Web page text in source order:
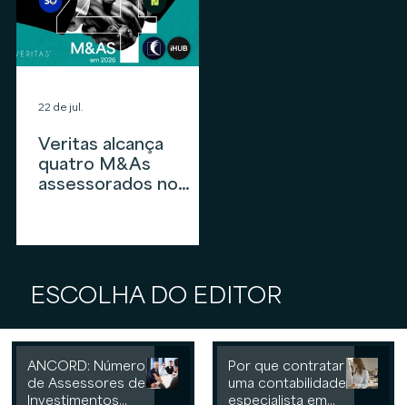
Veritas alcança
quatro M&As
assessorados no
investimentos em
22 de jul.
ESCOLHA DO EDITOR
ANCORD: Número
de Assessores de
Investimentos
Por que contratar
uma contabilidade
especialista em